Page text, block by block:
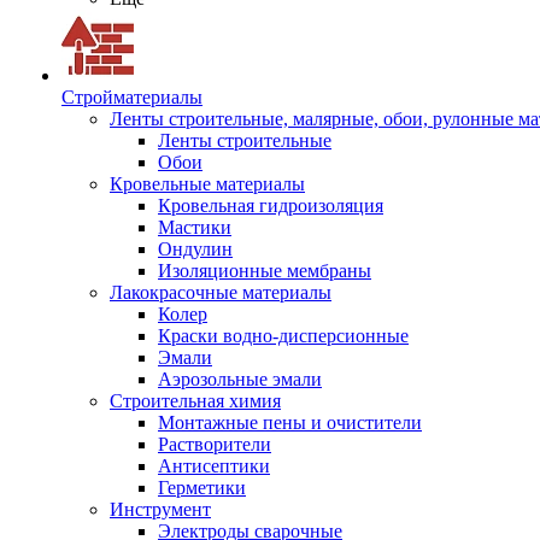
Стройматериалы
Ленты строительные, малярные, обои, рулонные
Ленты строительные
Обои
Кровельные материалы
Кровельная гидроизоляция
Мастики
Ондулин
Изоляционные мембраны
Лакокрасочные материалы
Колер
Краски водно-дисперсионные
Эмали
Аэрозольные эмали
Строительная химия
Монтажные пены и очистители
Растворители
Антисептики
Герметики
Инструмент
Электроды сварочные